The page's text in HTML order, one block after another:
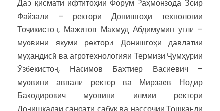
Дар қисмати ифтитоҳии Форум Раҳмонзода Зоир
Файзалӣ – ректори Донишгоҳи технологии
Тоҷикистон, Мажитов Махмуд Абдимумин угли –
муовини якуми ректори Донишгоҳи давлатии
муҳандисӣ ва агротехнологияи Термизи Ҷумҳурии
Ӯзбекистон, Насимов Бахтиер Васиевич –
муовини аввали ректор ва Мирзаев Нодир
Баходирович муовини илмии ректори
Донишкадаи саноати сабук ва нассоҷии Тошканди